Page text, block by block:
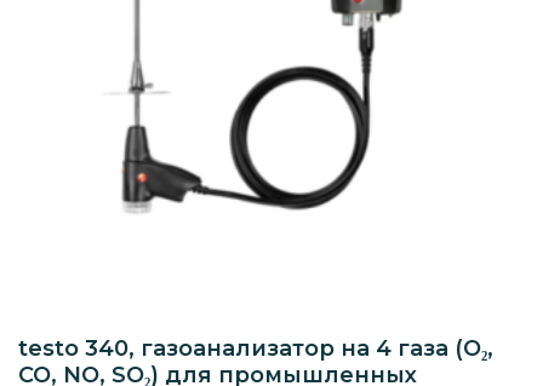
testo 340, газоанализатор на 4 газа (O₂,
CO, NO, SO₂) для промышленных